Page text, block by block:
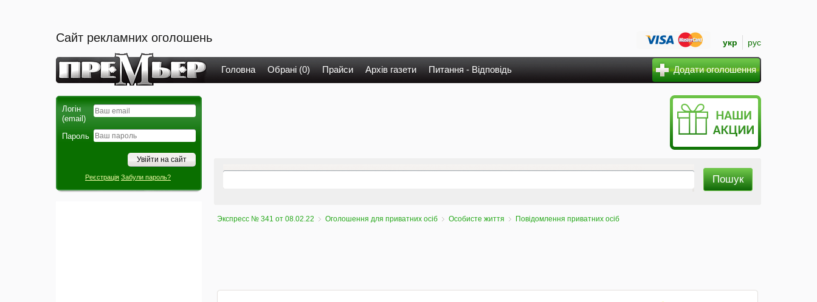
Сайт рекламних оголошень укр рус
Головна Обрані (0) Прайси Архів газети Питання - Відповідь Додати оголошення
Логін
(email)
Пароль
Реєстрація Забули пароль?
Экспресс № 341 от 08.02.22 Оголошення для приватних осіб Особисте життя Повідомлення приватних осіб